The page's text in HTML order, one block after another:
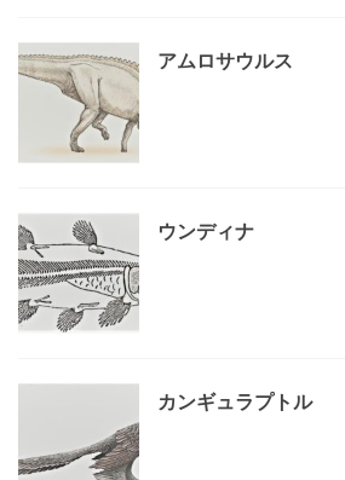
アムロサウルス
ウンディナ
カンギュラプトル